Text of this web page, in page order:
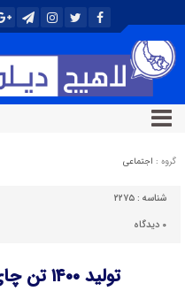
گروه : اجتماعی
شناسه : ۲۲۷۵
۰ دیدگاه
تولید ۱۴۰۰ تن چای خشک در سیاهکل